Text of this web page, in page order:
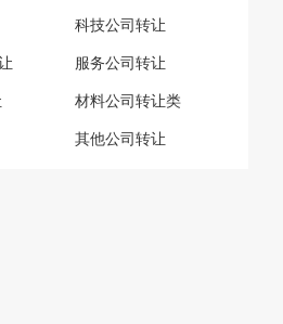
科技公司转让
服务公司转让
材料公司转让类
其他公司转让